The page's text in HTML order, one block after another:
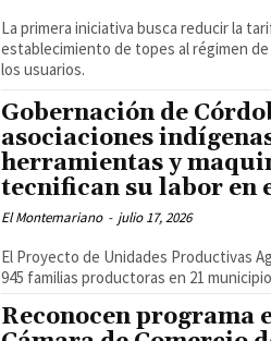
La primera iniciativa busca reducir la
establecimiento de topes al régimen
los usuarios.
Gobernación de
asociaciones
herramientas y
tecnifican su labor en
El Montemariano - julio 17, 2026
El Proyecto de Unidades Productivas
945 familias productoras en 21
Reconocen programa